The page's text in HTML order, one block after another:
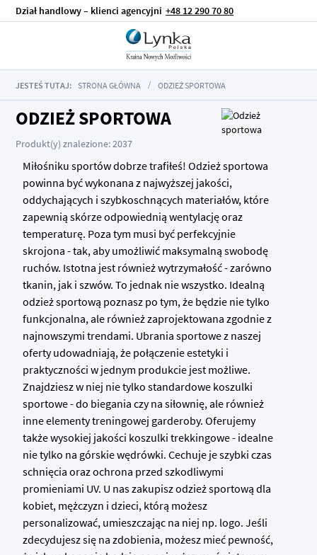
Dział handlowy – klienci agencyjni +48 12 290 70 80
JESTEŚ TUTAJ: STRONA GŁÓWNA ODZIEŻ SPORTOWA
ODZIEŻ SPORTOWA
Produkt(y) znalezione: 2037
Miłośniku sportów dobrze trafiłeś! Odzież sportowa
powinna być wykonana z najwyższej jakości,
oddychających i szybkoschnących materiałów, które
zapewnią skórze odpowiednią wentylację oraz
temperaturę. Poza tym musi być perfekcyjnie
skrojona - tak, aby umożliwić maksymalną swobodę
ruchów. Istotna jest również wytrzymałość - zarówno
tkanin, jak i szwów. To jednak nie wszystko. Idealną
odzież sportową poznasz po tym, że będzie nie tylko
funkcjonalna, ale również zaprojektowana zgodnie z
najnowszymi trendami. Ubrania sportowe z naszej
oferty udowadniają, że połączenie estetyki i
praktyczności w jednym produkcie jest możliwe.
Znajdziesz w niej nie tylko standardowe koszulki
sportowe - do biegania czy na siłownię, ale również
inne elementy treningowej garderoby. Oferujemy
także wysokiej jakości koszulki trekkingowe - idealne
nie tylko na górskie wędrówki. Cechuje je szybki czas
schnięcia oraz ochrona przed szkodliwymi
promieniami UV. U nas zakupisz odzież sportową dla
kobiet, mężczyzn i dzieci, którą możesz
personalizować, umieszczając na niej np. logo. Jeśli
zdecydujesz się na zdobienia, możesz mieć pewność,